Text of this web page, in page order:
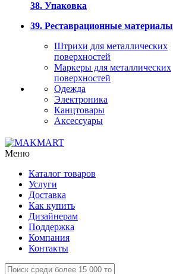
38. Упаковка
39. Реставрационные материалы
Штрихи для металлических
поверхностей
Маркеры для металлических
поверхностей
Одежда
Электроника
Канцтовары
Аксессуары
Меню
Каталог товаров
Услуги
Доставка
Как купить
Дизайнерам
Поддержка
Компания
Контакты